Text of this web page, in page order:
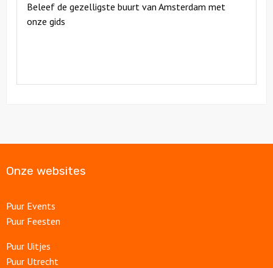
Beleef de gezelligste buurt van Amsterdam met
onze gids
Onze websites
Puur Events
Puur Feesten
Puur Uitjes
Puur Utrecht